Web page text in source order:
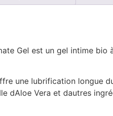
Gel est un gel intime bio
une lubrification longue
dAloe Vera et dautres